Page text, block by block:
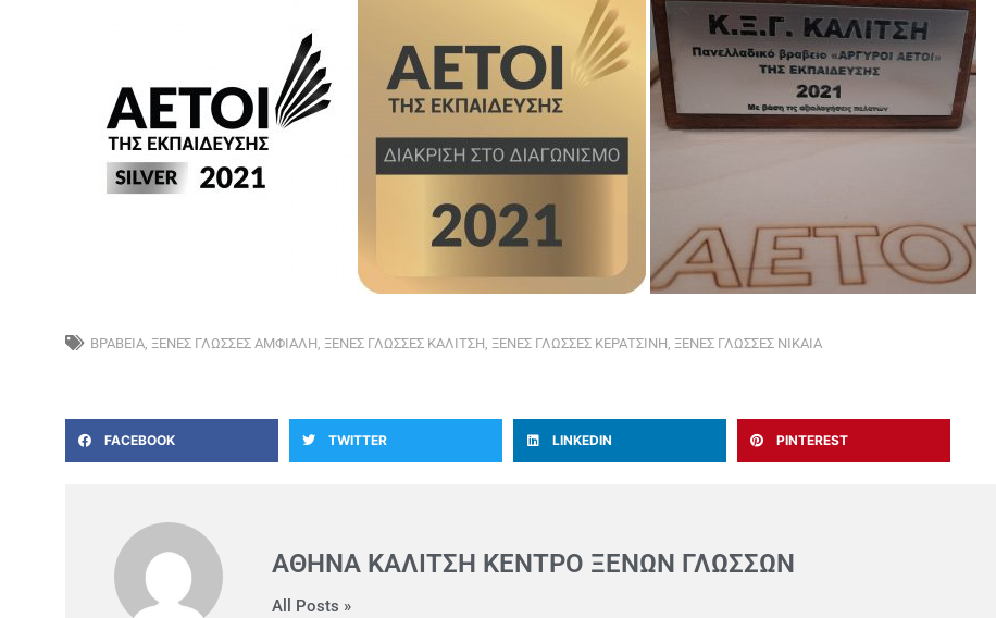
ΒΡΑΒΕΙΑ ΞΕΝΕΣ ΓΛΩΣΣΕΣ ΑΜΦΙΑΛΗ ΞΕΝΕΣ ΓΛΩΣΣΕΣ ΚΑΛΙΤΣΗ ΞΕΝΕΣ ΓΛΩΣΣΕΣ ΚΕΡΑΤΣΙΝΗ ΞΕΝΕΣ ΓΛΩΣΣΕΣ ΝΙΚΑΙΑ
FACEBOOK TWITTER LINKEDIN PINTEREST
ΑΘΗΝΆ ΚΑΛΊΤΣΗ ΚΈΝΤΡΟ ΞΈΝΩΝ ΓΛΩΣΣΏΝ
All Posts »